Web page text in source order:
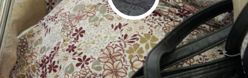
Play Video